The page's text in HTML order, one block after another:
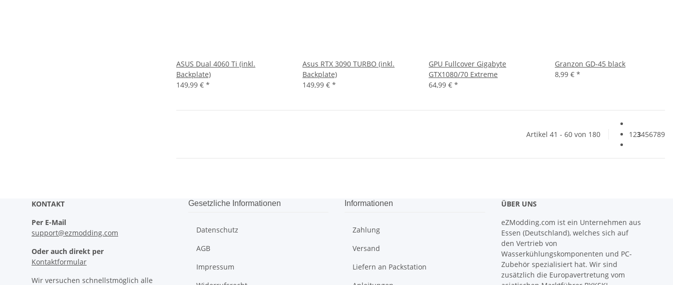
ASUS Dual 4060 Ti (inkl.
Backplate)
149,99 € *
Asus RTX 3090 TURBO (inkl.
Backplate)
149,99 € *
GPU Fullcover Gigabyte
GTX1080/70 Extreme
64,99 € *
Granzon GD-45 black
8,99 € *
Artikel 41 - 60 von 180 123456789
KONTAKT
Per E-Mail
support@ezmodding.com
Oder auch direkt per
Kontaktformular
Wir versuchen schnellstmöglich alle
Gesetzliche Informationen
Datenschutz
AGB
Impressum
Informationen
Zahlung
Versand
Liefern an Packstation
ÜBER UNS
eZModding.com ist ein Unternehmen aus
Essen (Deutschland), welches sich auf
den Vertrieb von
Wasserkühlungskomponenten und PC-
Zubehör spezialisiert hat. Wir sind
zusätzlich die Europavertretung vom